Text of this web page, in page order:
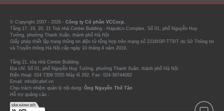
© Copyright 2007 - 2026 - Công ty Cổ phần VCCorp.
Tầng 17, 19, 20, 21 Toà nhà Center Building - Hapulico Complex, Số 01, phố Nguyễn Huy
Tưởng, phường Thanh Xuân, thành phố Hà Nội
Giấy phép thiết lập trang thông tin điện tử tổng hợp trên mạng số 2216/GP-TTĐT do Sở Thông tin
và Truyền thông Hà Nội cấp ngày 10 tháng 4 năm 2019.
Tầng 21, tòa nhà Center Building.
Địa chỉ: Số 01, phố Nguyễn Huy Tưởng, phường Thanh Xuân, thành phố Hà Nội
Điện thoại: 024 7309 5555 Máy lẻ 292. Fax: 024-39744082
Email: info@cafef.vn
Chịu trách nhiệm quản lý nội dung: Ông Nguyễn Thế Tân
Hỗ trợ quảng cáo :